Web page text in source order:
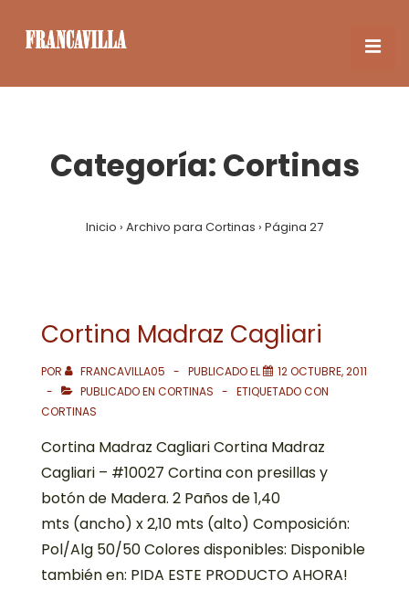
Saltar
contenido
Categoría:Cortinas
Inicio › Archivo para Cortinas › Página 27
Cortina Madraz Cagliari
POR FRANCAVILLA05 PUBLICADO EL
12 OCTUBRE, 2011
PUBLICADO EN CORTINAS
ETIQUETADO CON
CORTINAS
Cortina Madraz Cagliari Cortina Madraz
Cagliari – #10027 Cortina con presillas y
botón de Madera. 2 Paños de 1,40
mts (ancho) x 2,10 mts (alto) Composición:
Pol/Alg 50/50 Colores disponibles: Disponible
también en: PIDA ESTE PRODUCTO AHORA!